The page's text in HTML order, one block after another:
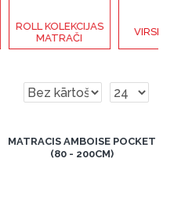
VIRSMATRAČI
MATRACIS AMBOISE POCKET
(80 - 200CM)